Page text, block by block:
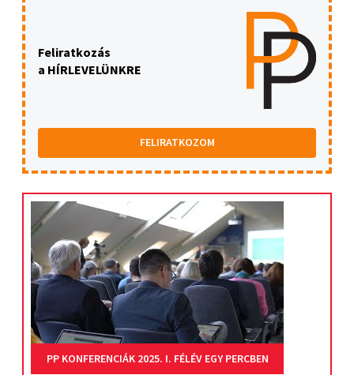
Feliratkozás
a HÍRLEVELÜNKRE
FELIRATKOZOM
PP KONFERENCIÁK 2025. I. FÉLÉV EGY PERCBEN